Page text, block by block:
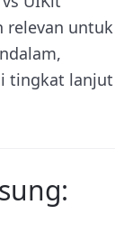
relevan untuk
tingkat lanjut